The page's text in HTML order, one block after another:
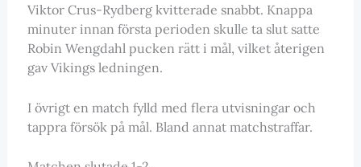
Viktor Crus-Rydberg kvitterade snabbt. Knappa
minuter innan första perioden skulle ta slut satte
Robin Wengdahl pucken rätt i mål, vilket återigen
gav Vikings ledningen.
I övrigt en match fylld med flera utvisningar och
tappra försök på mål. Bland annat matchstraffar.